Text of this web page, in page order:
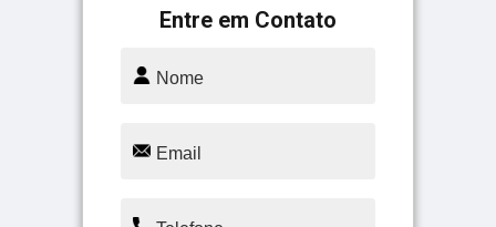
Entre em Contato